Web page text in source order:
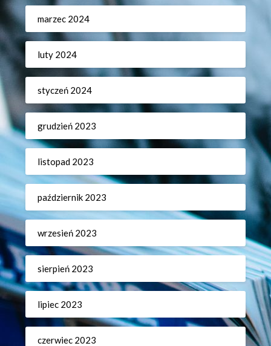
marzec 2024
luty 2024
styczeń 2024
grudzień 2023
listopad 2023
październik 2023
wrzesień 2023
sierpień 2023
lipiec 2023
czerwiec 2023